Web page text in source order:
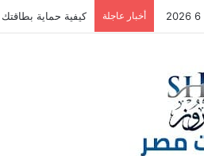
أخبار عاجلة كيفية حماية بطاقتك